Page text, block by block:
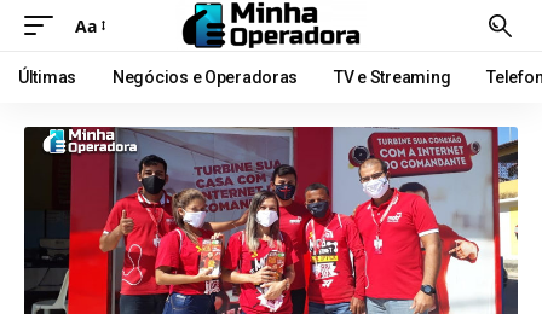
Aa
Últimas Negócios e Operadoras TV e Streaming